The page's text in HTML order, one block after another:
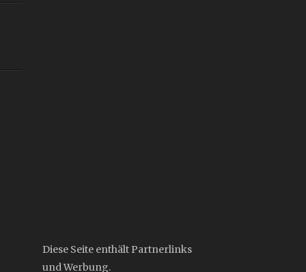
Diese Seite enthält Partnerlinks
und Werbung.